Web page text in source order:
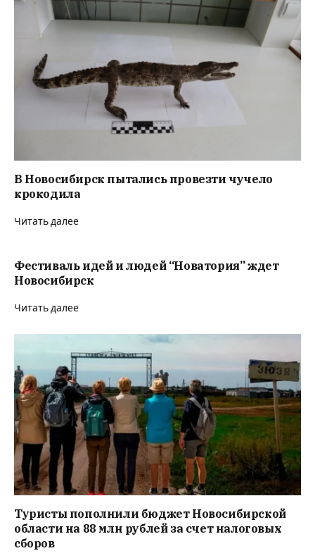
В Новосибирск пытались провезти чучело
крокодила
Читать далее
Фестиваль идей и людей “Новатория” ждет
Новосибирск
Читать далее
Туристы пополнили бюджет Новосибирской
области на 88 млн рублей за счет налоговых
сборов